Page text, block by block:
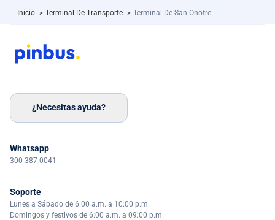
Inicio > Terminal De Transporte > Terminal De San Onofre
¿Necesitas ayuda?
Whatsapp
300 387 0041
Soporte
Lunes a Sábado de 6:00 a.m. a 10:00 p.m.
Domingos y festivos de 6:00 a.m. a 09:00 p.m.